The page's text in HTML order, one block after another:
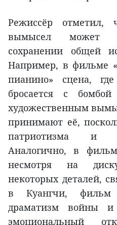
Режиссёр отметил,
вымысел может
сохранении общей
Например, в фильме
пианино» сцена,
бросается с
художественным
принимают её,
патриотизма и
Аналогично, в
несмотря на
некоторых деталей,
в Куангчи, фильм
драматизм войны
эмоциональный